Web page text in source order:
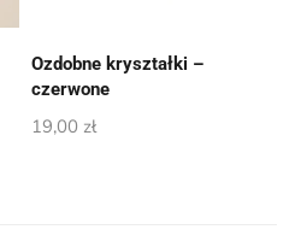
Ozdobne kryształki –
czerwone
19,00 zł